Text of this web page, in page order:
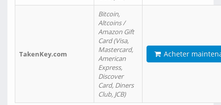
TakenKey.com
Bitcoin,
Altcoins /
Amazon Gift
Card (Visa,
Mastercard,
American
Express,
Discover
Card, Diners
Club, JCB)
Acheter